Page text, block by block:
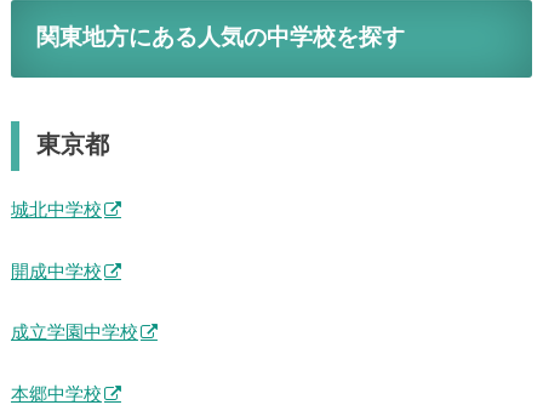
関東地方にある人気の中学校を探す
東京都
城北中学校
開成中学校
成立学園中学校
本郷中学校